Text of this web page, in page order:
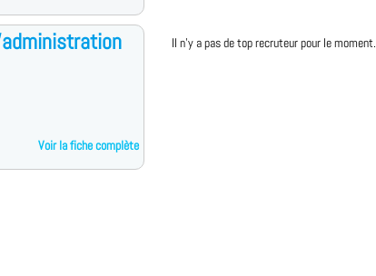
Voir la fiche complète
Il n'y a pas de top recruteur pour le moment.